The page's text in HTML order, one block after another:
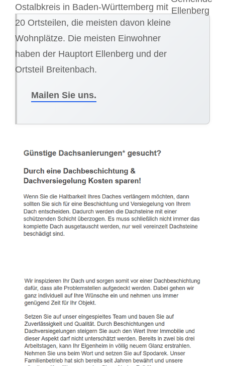
Ostalbkreis in Baden-Württemberg mit
20 Ortsteilen, die meisten davon kleine
Wohnplätze. Die meisten Einwohner
haben der Hauptort Ellenberg und der
Ortsteil Breitenbach.
Mailen Sie uns.